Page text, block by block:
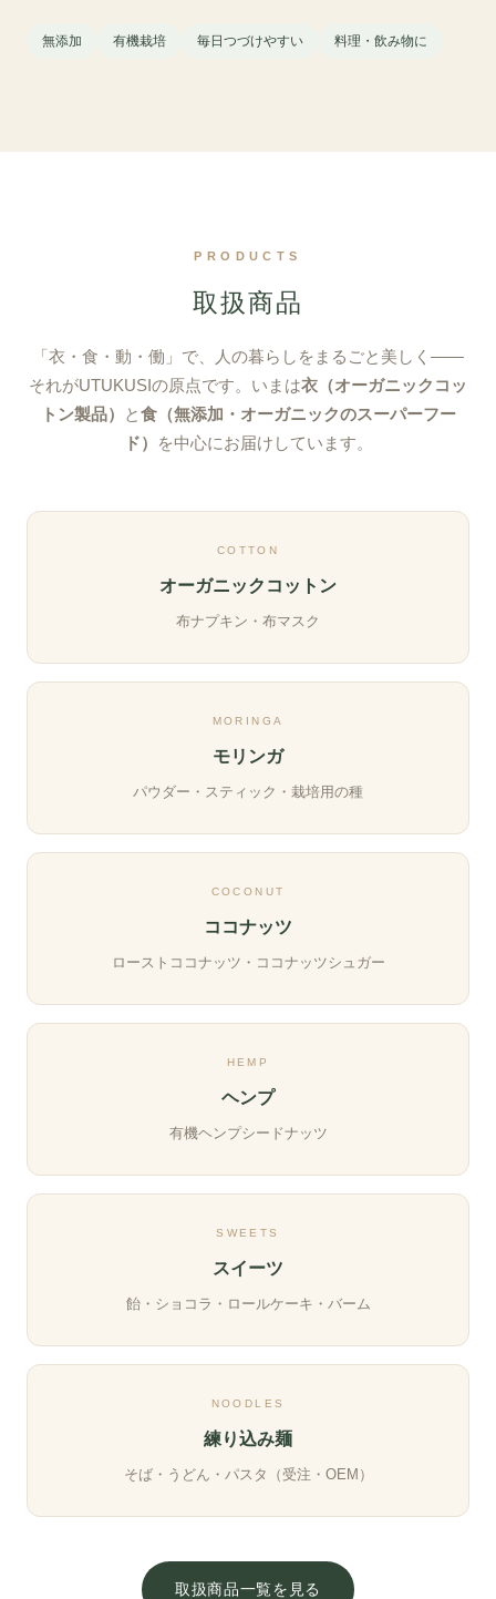
無添加 有機栽培 毎日つづけやすい 料理・飲み物に
PRODUCTS
取扱商品
「衣・食・動・働」で、人の暮らしをまるごと美しく——
それがUTUKUSIの原点です。いまは衣（オーガニックコッ
トン製品）
と食（無添加・オーガニックのスーパーフー
ド）
を中心にお届けしています。
COTTON
オーガニックコットン
布ナプキン・布マスク
MORINGA
モリンガ
パウダー・スティック・栽培用の種
COCONUT
ココナッツ
ローストココナッツ・ココナッツシュガー
HEMP
ヘンプ
有機ヘンプシードナッツ
SWEETS
スイーツ
飴・ショコラ・ロールケーキ・バーム
NOODLES
練り込み麺
そば・うどん・パスタ（受注・OEM）
取扱商品一覧を見る